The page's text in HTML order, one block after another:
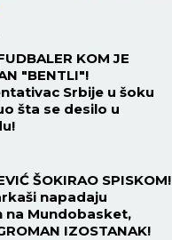
KOM JE
"BENTLI"!
Srbije u šoku
šta se desilo u
ŠOKIRAO SPISKOM!
napadaju
na Mundobasket,
IZOSTANAK!